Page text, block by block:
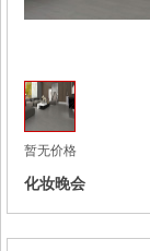
暂无价格
化妆晚会